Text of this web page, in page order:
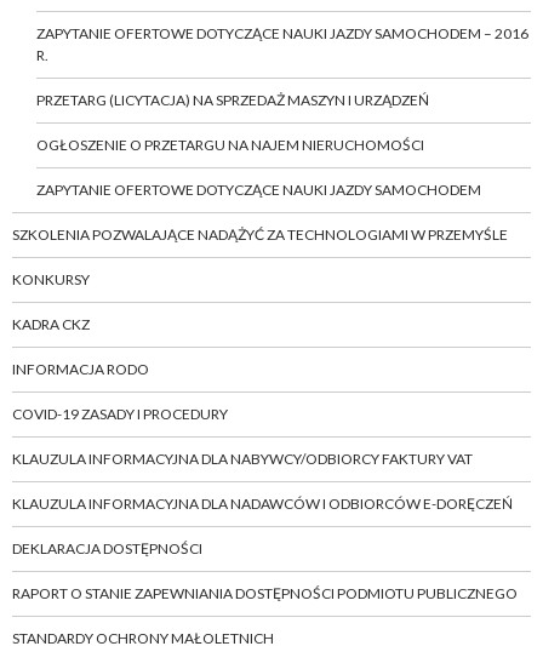
ZAPYTANIE OFERTOWE DOTYCZĄCE NAUKI JAZDY SAMOCHODEM – 2016
R.
PRZETARG (LICYTACJA) NA SPRZEDAŻ MASZYN I URZĄDZEŃ
OGŁOSZENIE O PRZETARGU NA NAJEM NIERUCHOMOŚCI
ZAPYTANIE OFERTOWE DOTYCZĄCE NAUKI JAZDY SAMOCHODEM
SZKOLENIA POZWALAJĄCE NADĄŻYĆ ZA TECHNOLOGIAMI W PRZEMYŚLE
KONKURSY
KADRA CKZ
INFORMACJA RODO
COVID-19 ZASADY I PROCEDURY
KLAUZULA INFORMACYJNA DLA NABYWCY/ODBIORCY FAKTURY VAT
KLAUZULA INFORMACYJNA DLA NADAWCÓW I ODBIORCÓW E-DORĘCZEŃ
DEKLARACJA DOSTĘPNOŚCI
RAPORT O STANIE ZAPEWNIANIA DOSTĘPNOŚCI PODMIOTU PUBLICZNEGO
STANDARDY OCHRONY MAŁOLETNICH